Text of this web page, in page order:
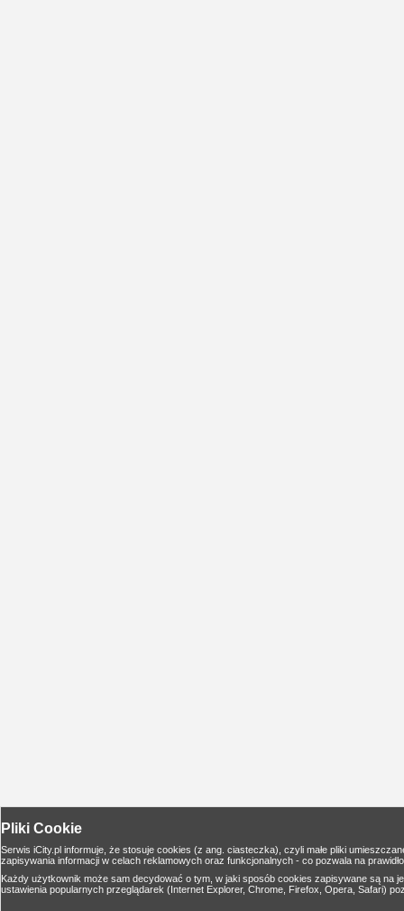
Pliki Cookie
Serwis iCity.pl informuje, że stosuje cookies (z ang. ciasteczka), czyli małe pliki
zapisywania informacji w celach reklamowych oraz funkcjonalnych - co pozwala na
Każdy użytkownik może sam decydować o tym, w jaki sposób cookies zapisywane są na
ustawienia popularnych przeglądarek (Internet Explorer, Chrome, Firefox, Opera, Safari)